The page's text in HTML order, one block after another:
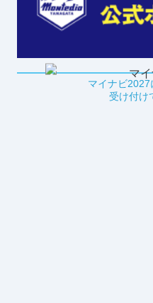
マイナビ
受け付け